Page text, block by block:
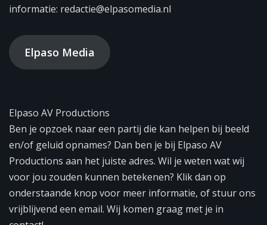
informatie: redactie@elpasomedia.nl
Elpaso Media
Elpaso AV Productions
Ben je opzoek naar een partij die kan helpen bij beeld
en/of geluid opnames? Dan ben je bij Elpaso AV
Productions aan het juiste adres. Wil je weten wat wij
voor jou zouden kunnen betekenen? Klik dan op
onderstaande knop voor meer informatie, of stuur ons
vrijblijvend een email. Wij komen graag met je in